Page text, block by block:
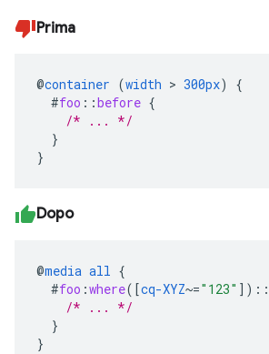
Prima
@container (width > 300px)
{
#foo ::before {
/* ... */
}
}
Dopo
@media all {
#foo :where([cq-XYZ~="123" ]) ::
/* ... */
}
}